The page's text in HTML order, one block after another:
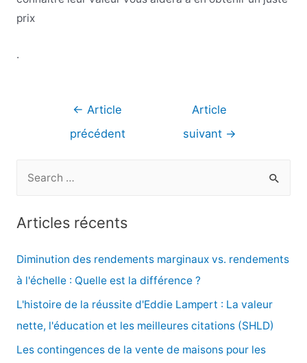
prix
.
Navigation
l’article
← Article
précédent
Article
suivant →
e
r
c
Articles récents
Diminution des rendements marginaux vs. rendements
à l'échelle : Quelle est la différence ?
L'histoire de la réussite d'Eddie Lampert : La valeur
nette, l'éducation et les meilleures citations (SHLD)
Les contingences de la vente de maisons pour les